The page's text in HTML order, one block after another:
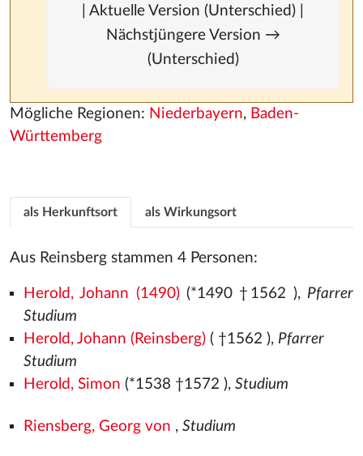
| Aktuelle Version (Unterschied) |
Nächstjüngere Version →
(Unterschied)
Mögliche Regionen: Niederbayern, Baden-
Württemberg
als Herkunftsort als Wirkungsort
Aus Reinsberg stammen 4 Personen:
Herold, Johann (1490)(*1490 †1562 ), Pfarrer
Studium
Herold, Johann (Reinsberg)( †1562 ), Pfarrer
Studium
Herold, Simon (*1538 †1572 ), Studium
Riensberg, Georg von , Studium